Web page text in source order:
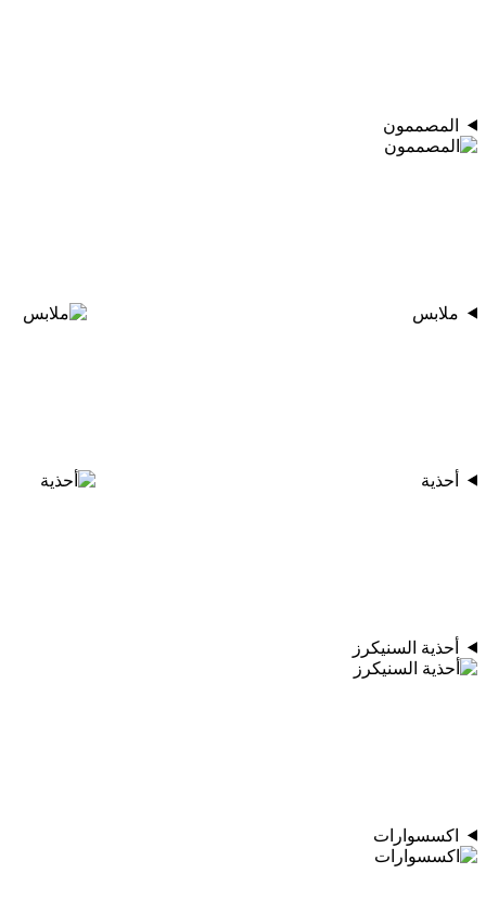
المصممون
ملابس
أحذية
أحذية السنيكرز
اكسسوارات